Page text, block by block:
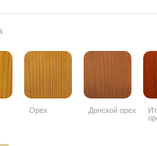
Орех Донской орех